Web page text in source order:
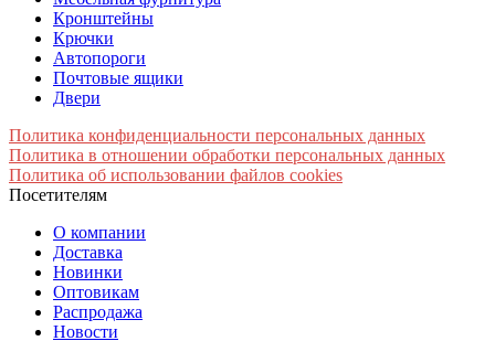
Кронштейны
Крючки
Автопороги
Почтовые ящики
Двери
Политика конфиденциальности персональных данных
Политика в отношении обработки персональных данных
Политика об использовании файлов cookies
Посетителям
О компании
Доставка
Новинки
Оптовикам
Распродажа
Новости